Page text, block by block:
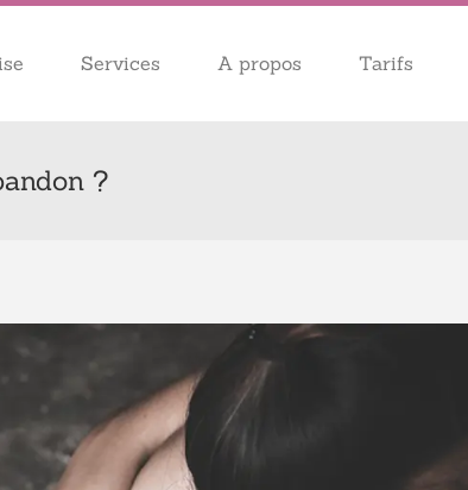
Services A propos Tarifs
?